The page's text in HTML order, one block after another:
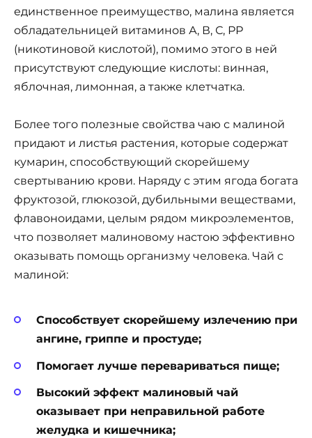
единственное преимущество, малина является
обладательницей витаминов А, В, С, РР
(никотиновой кислотой), помимо этого в ней
присутствуют следующие кислоты: винная,
яблочная, лимонная, а также клетчатка.
Более того полезные свойства чаю с малиной
придают и листья растения, которые содержат
кумарин, способствующий скорейшему
свертыванию крови. Наряду с этим ягода богата
фруктозой, глюкозой, дубильными веществами,
флавоноидами, целым рядом микроэлементов,
что позволяет малиновому настою эффективно
оказывать помощь организму человека. Чай с
малиной:
Способствует скорейшему излечению при
ангине, гриппе и простуде;
Помогает лучше перевариваться пище;
Высокий эффект малиновый чай
оказывает при неправильной работе
желудка и кишечника;